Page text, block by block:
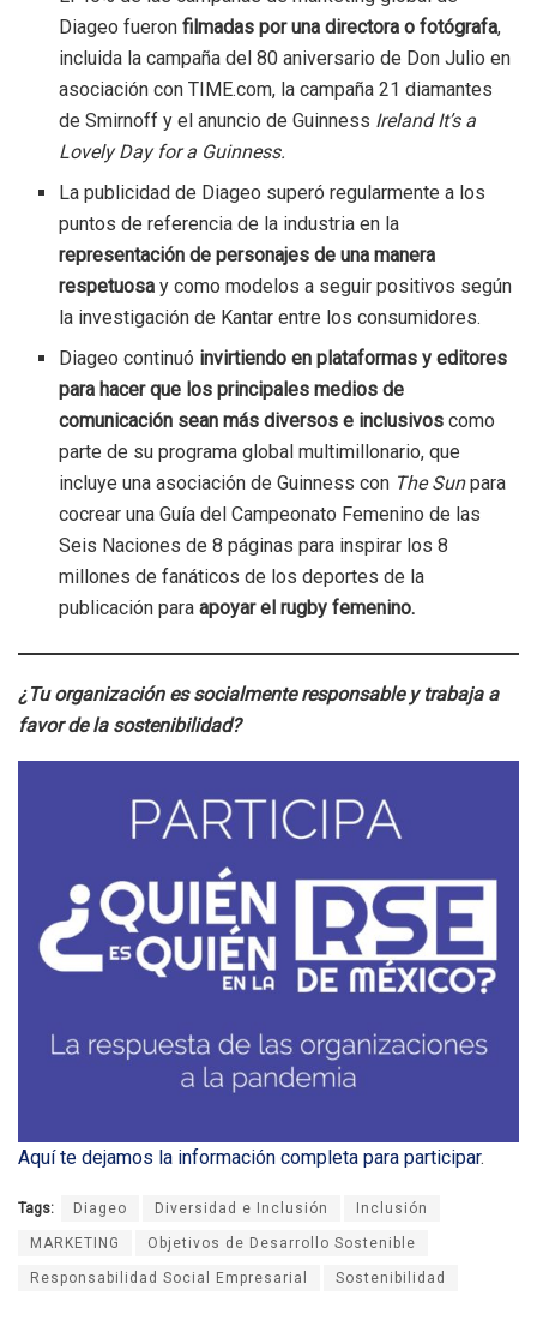
Diageo fueronfilmadas por una directora o fotógrafa,
incluida la campaña del 80 aniversario de Don Julio en
asociación con TIME.com, la campaña 21 diamantes
de Smirnoff y el anuncio de Guinness Ireland It’s a
Lovely Day for a Guinness.
La publicidad de Diageo superó regularmente a los
puntos de referencia de la industria en la
representación de personajes de una manera
respetuosay como modelos a seguir positivos según
la investigación de Kantar entre los consumidores.
Diageo continuó invirtiendo en plataformas y editores
para hacer que los principales medios de
comunicación sean más diversos e inclusivos como
parte de su programa global multimillonario, que
incluye una asociación de Guinness con The Sunpara
cocrear una Guía del Campeonato Femenino de las
Seis Naciones de 8 páginas para inspirar los 8
millones de fanáticos de los deportes de la
publicación paraapoyar el rugby femenino.
¿Tu organización es socialmente responsable y trabaja a
favor de la sostenibilidad?
Aquí te dejamos la información completa para participar.
Tags: Diageo Diversidad e Inclusión Inclusión
MARKETING Objetivos de Desarrollo Sostenible
Responsabilidad Social Empresarial Sostenibilidad